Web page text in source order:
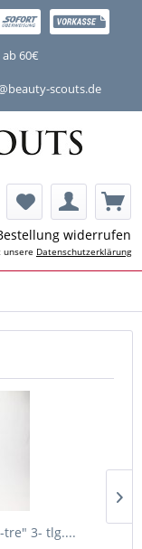
60€
scouts.de
widerrufen
unsere Datenschutzerklärung
tre" 3- tlg....